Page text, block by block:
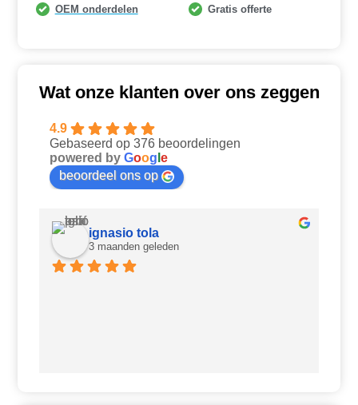
OEM onderdelen Gratis offerte
Wat onze klanten over ons zeggen
4.9
Gebaseerd op 376 beoordelingen
powered byGoog le
beoordeel ons op
ignasio tola
3 maanden geleden